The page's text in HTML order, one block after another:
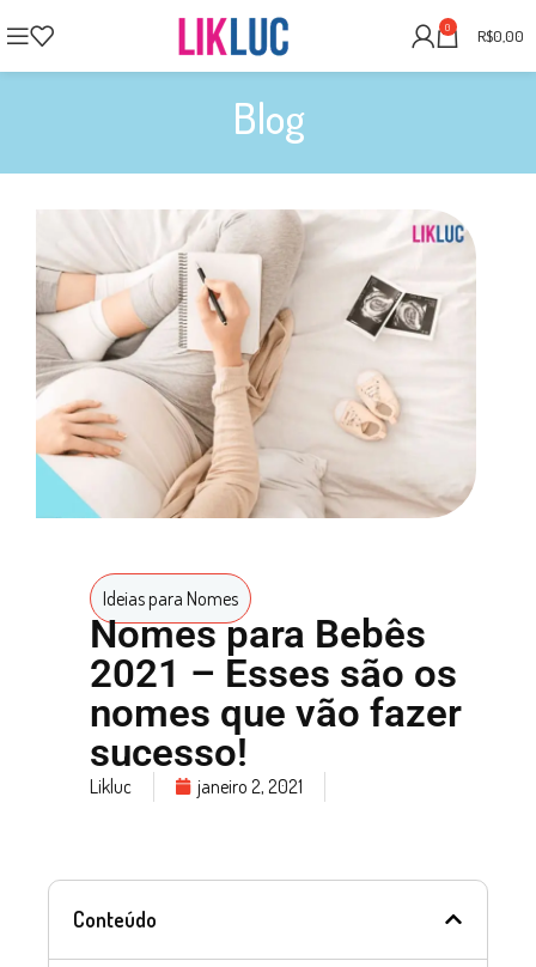
0 R$0,00
Blog
Ideias para Nomes
Nomes para Bebês
2021 – Esses são os
nomes que vão fazer
sucesso!
Likluc janeiro 2, 2021
Conteúdo